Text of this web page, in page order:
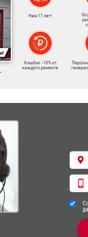
Нам 17 лет!
Кэшбэк - 10% от
каждого ремонта